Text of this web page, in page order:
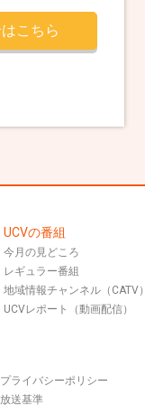
こちら
UCVの番組
今月の見どころ
レギュラー番組
地域情報チャンネル（CATV）
UCVレポート（動画配信）
プライバシーポリシー
放送基準